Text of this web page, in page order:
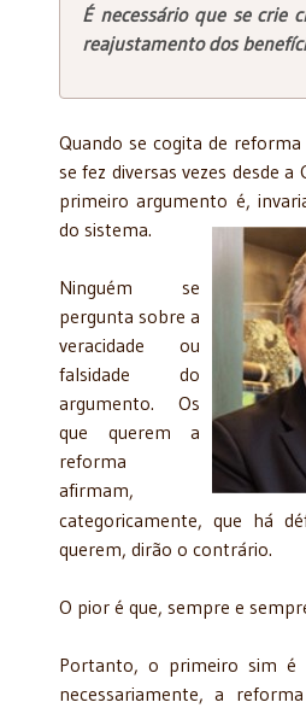
É necessário que se crie
reajustamento dos
Quando se cogita de
se fez diversas vezes desde
primeiro argumento é,
do sistema.
Ninguém se
pergunta sobre a
veracidade ou
falsidade do
argumento. Os
que querem a
reforma
afirmam,
categoricamente, que há
querem, dirão o contrário.
O pior é que, sempre e
Portanto, o primeiro sim é
necessariamente, a